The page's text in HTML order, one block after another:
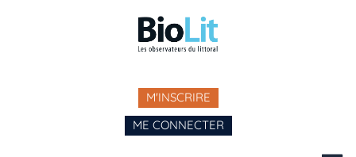
M'INSCRIRE
ME CONNECTER